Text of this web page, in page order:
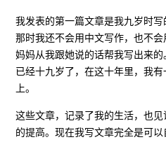
我发表的第一篇文章是我九岁时写
那时我还不会用中文写作，也不
妈妈从我跟她说的话帮我写出来
已经十九岁了，在这十年里，我
上。
这些文章，记录了我的生活，也
的提高。现在我写文章完全是可